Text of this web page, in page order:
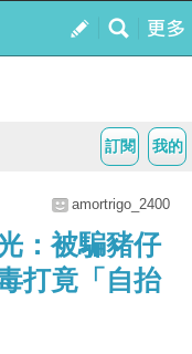
我的
訂閱
amortrigo_2400
：被騙豬仔
打竟「自抬